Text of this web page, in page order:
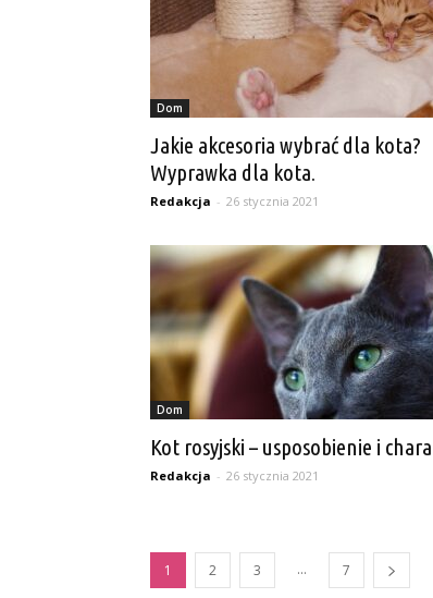
Dom
Jakie akcesoria wybrać dla kota?
Wyprawka dla kota.
Redakcja - 26 stycznia 2021
Dom
Kot rosyjski – usposobienie i
Redakcja - 26 stycznia 2021
1 2 3 ... 7